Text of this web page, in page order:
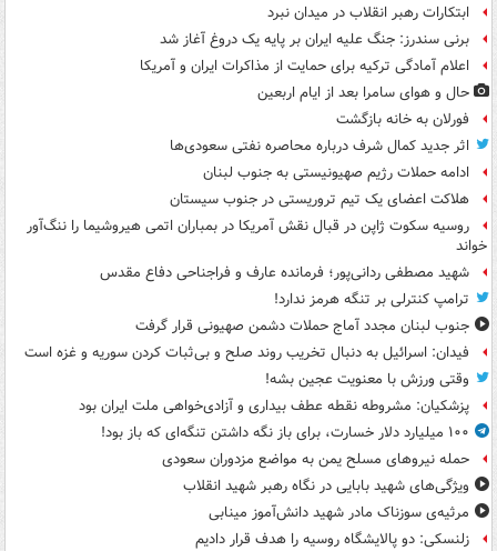
ابتکارات رهبر انقلاب در میدان نبرد
برنی سندرز: جنگ علیه ایران بر پایه یک دروغ آغاز شد
اعلام آمادگی ترکیه برای حمایت از مذاکرات ایران و آمریکا
حال و هوای سامرا بعد از ایام اربعین
فورلان به خانه بازگشت
اثر جدید کمال شرف درباره محاصره نفتی سعودی‌ها
ادامه حملات رژیم صهیونیستی به جنوب لبنان
هلاکت اعضای یک تیم تروریستی در جنوب سیستان
روسیه سکوت ژاپن در قبال نقش آمریکا در بمباران اتمی هیروشیما را ننگ‌آور
خواند
شهید مصطفی ردانی‌پور؛ فرمانده عارف و فراجناحی دفاع مقدس
ترامپ کنترلی بر تنگه هرمز ندارد!
جنوب لبنان مجدد آماج حملات دشمن صهیونی قرار گرفت
فیدان: اسرائیل به دنبال تخریب روند صلح و بی‌ثبات کردن سوریه و غزه است
وقتی ورزش با معنویت عجین بشه!
پزشکیان: مشروطه نقطه عطف بیداری و آزادی‌خواهی ملت ایران بود
۱۰۰ میلیارد دلار خسارت، برای باز نگه داشتن تنگه‌ای که باز بود!
حمله نیروهای مسلح یمن به مواضع مزدوران سعودی
ویژگی‌های شهید بابایی در نگاه رهبر شهید انقلاب
مرثیه‌ی سوزناک مادر شهید دانش‌آموز مینابی
زلنسکی: دو پالایشگاه روسیه را هدف قرار دادیم